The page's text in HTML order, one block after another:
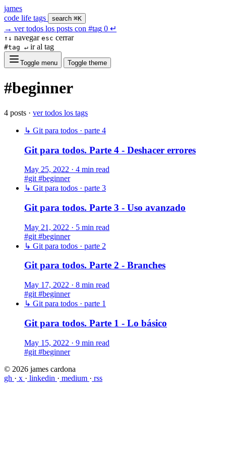
james
code life tags search ⌘K
→ ver todos los posts con #tag 0 ↵
↑↓ navegar esc cerrar
#tag ↵ ir al tag
Toggle menu Toggle theme
#beginner
4 posts · ver todos los tags
↳ Git para todos · parte 4
Git para todos. Parte 4 - Deshacer errores
May 25, 2022 · 4 min read
#git #beginner
↳ Git para todos · parte 3
Git para todos. Parte 3 - Uso avanzado
May 21, 2022 · 5 min read
#git #beginner
↳ Git para todos · parte 2
Git para todos. Parte 2 - Branches
May 17, 2022 · 8 min read
#git #beginner
↳ Git para todos · parte 1
Git para todos. Parte 1 - Lo básico
May 15, 2022 · 9 min read
#git #beginner
© 2026 james cardona
gh · x · linkedin · medium · rss